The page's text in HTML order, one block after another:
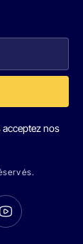
acceptez nos